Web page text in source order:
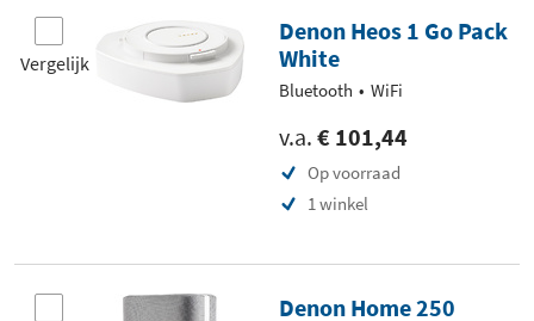
Vergelijk
Denon Heos 1 Go Pack
White
Bluetooth WiFi
v.a. € 101,44
Op voorraad
1 winkel
Denon Home 250